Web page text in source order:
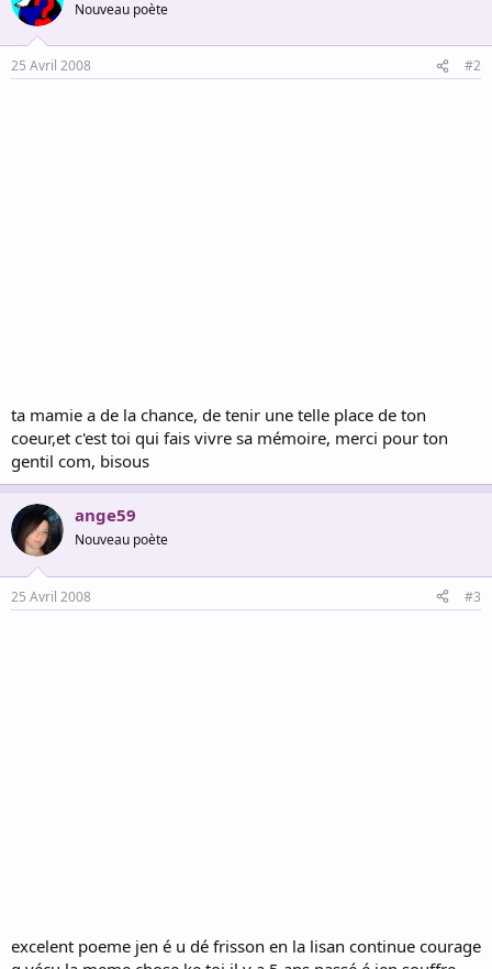
Nouveau poète
25 Avril 2008 #2
ta mamie a de la chance, de tenir une telle place de ton
coeur,et c'est toi qui fais vivre sa mémoire, merci pour ton
gentil com, bisous
ange59
Nouveau poète
25 Avril 2008 #3
excelent poeme jen é u dé frisson en la lisan continue courage